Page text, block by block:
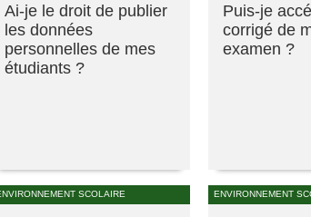
Ai-je le droit de publier
les données
personnelles de mes
étudiants ?
Puis-je
corrigé de
examen ?
SCOLAIRE ENVIRONNEMENT